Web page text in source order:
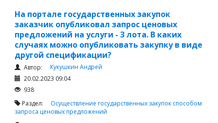
источника.
На портале государственных закупок
заказчик опубликовал запрос ценовых
предложений на услуги - 3 лота. В каких
случаях можно опубликовать закупку в виде
другой спецификации?
Автор:
Кукушкин Андрей
20.02.2023 09:04
938
Раздел: Осуществление государственных закупок способом
запроса ценовых предложений